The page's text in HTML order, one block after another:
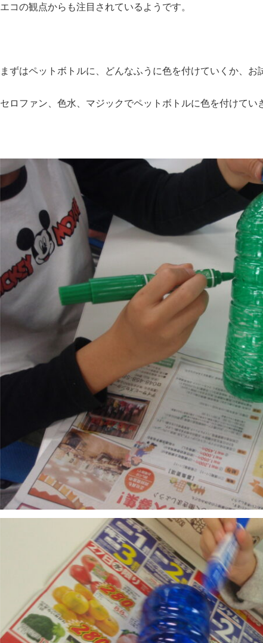
エコの観点からも注目されているようです。
まずはペットボトルに、どんなふうに色を付けていくか、お
セロファン、色水、マジックでペットボトルに色を付けてい